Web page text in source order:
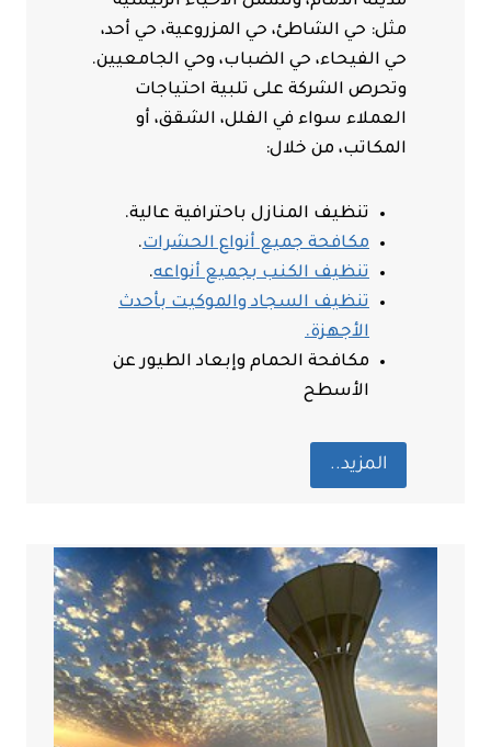
مثل: حي الشاطئ، حي المزروعية، حي أحد،
حي الفيحاء، حي الضباب، وحي الجامعيين.
وتحرص الشركة على تلبية احتياجات
العملاء سواء في الفلل، الشقق، أو
المكاتب، من خلال:
تنظيف المنازل باحترافية عالية.
مكافحة جميع أنواع الحشرات.
تنظيف الكنب بجميع أنواعه.
تنظيف السجاد والموكيت بأحدث
الأجهزة.
مكافحة الحمام وإبعاد الطيور عن
الأسطح
المزيد..